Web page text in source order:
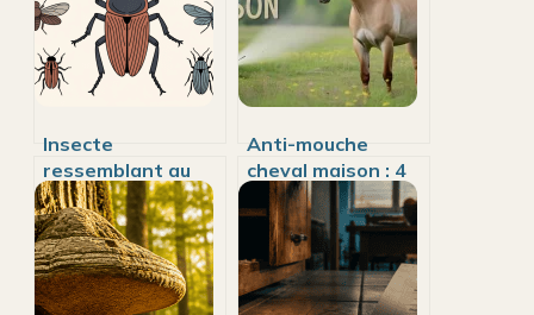
Insecte
ressemblant au
cafard : comment
l’identifier et s’en
débarrasser
Anti-mouche
cheval maison : 4
ingrédients
naturels pour
protéger votre
équidé sans
produits chimiques